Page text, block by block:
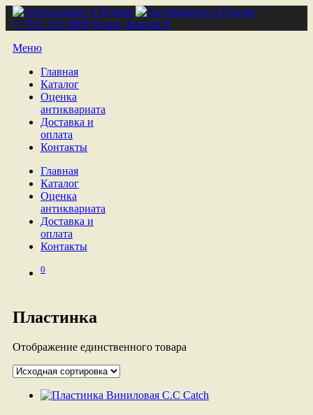
+7 921 212 4809 Псков, Кремль 6
Меню
Главная
Каталог
Оценка
антиквариата
Доставка и
оплата
Контакты
Главная
Каталог
Оценка
антиквариата
Доставка и
оплата
Контакты
0
Пластинка
Отображение единственного товара